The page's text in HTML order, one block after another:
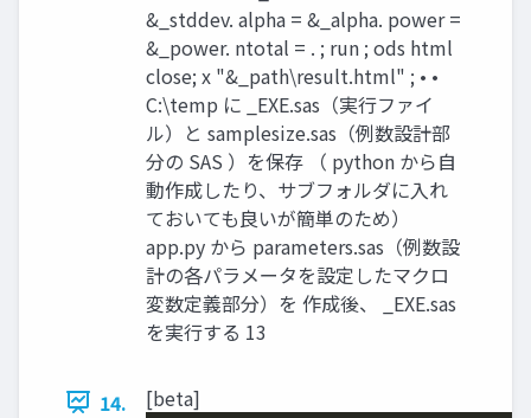
&_stddev. alpha = &_alpha. power =
&_power. ntotal = . ; run ; ods html
close; x "&_path\result.html" ; • •
C:\temp に _EXE.sas（実行ファイ
ル）と samplesize.sas（例数設計部
分の SAS ）を保存 （ python から自
動作成したり、サブフォルダに入れ
ておいても良いが簡単のため）
app.py から parameters.sas（例数設
計の各パラメータを設定したマクロ
変数定義部分）を 作成後、 _EXE.sas
を実行する 13
14. [beta]